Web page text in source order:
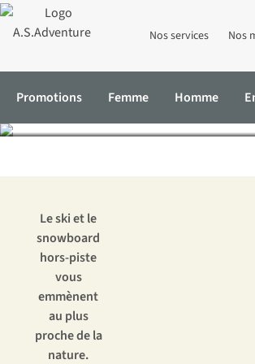
Nos services Nos
Promotions Femme Homme
Accueil Expertise & Conseils Comment
Ski ou
Le ski et le
snowboard
hors-piste
vous
emmènent
au plus
proche de la
nature.